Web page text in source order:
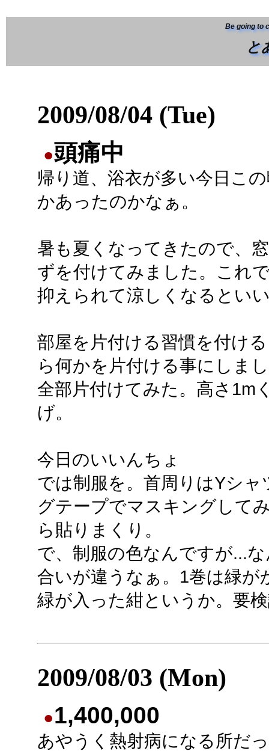
Be going to
と
2009/08/04 (Tue)
●頭痛中
帰り道、浴衣が多い今日こ
かあったのかなぁ。
暑も夏くなってきたので、
ずを付けてみました。これ
抑えられて涼しくなるとい
部屋を片付ける習慣を付け
ら何かを片付ける事にしま
全部片付けてみた。高さ1m
げ。
今日のいいんちょ
では制服を。首周りはYシ
グテープでマスキングして
ら貼りまくり。
で、制服の色なんですが...
合いが違うなぁ。1巻は緑
緑が入った紺というか。要
2009/08/03 (Mon)
●1,400,000
あやうく熱射病になる所だ